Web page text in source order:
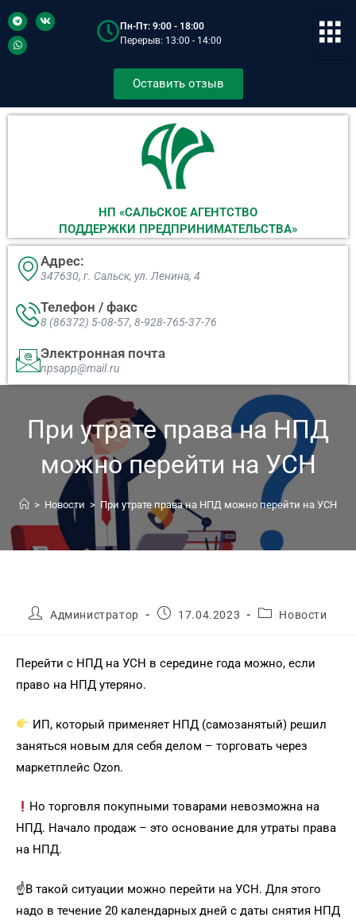
Пн-Пт: 9:00 - 18:00
Перерыв: 13:00 - 14:00
Оставить отзыв
НП «САЛЬСКОЕ АГЕНТСТВО
ПОДДЕРЖКИ ПРЕДПРИНИМАТЕЛЬСТВА»
Адрес:
347630, г. Сальск, ул. Ленина, 4​
Телефон / факс
8 (86372) 5-08-57, 8-928-765-37-76
Электронная почта
npsapp@mail.ru
При утрате права на НПД
можно перейти на УСН
> Новости > При утрате права на НПД можно перейти на УСН
Администратор 17.04.2023 Новости
Перейти с НПД на УСН в середине года можно, если
право на НПД утеряно.
ИП, который применяет НПД (самозанятый) решил
заняться новым для себя делом – торговать через
маркетплейс Ozon.
Но торговля покупными товарами невозможна на
НПД. Начало продаж – это основание для утраты права
на НПД.
☝️В такой ситуации можно перейти на УСН. Для этого
надо в течение 20 календарных дней с даты снятия НПД